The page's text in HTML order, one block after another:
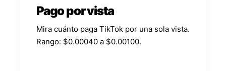
Pago por vista
Mira cuánto paga TikTok por una sola vista.
Rango: $0.00040 a $0.00100.